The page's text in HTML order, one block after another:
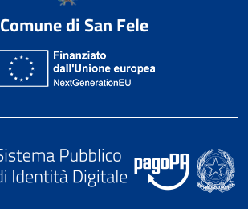
Comune di San Fele